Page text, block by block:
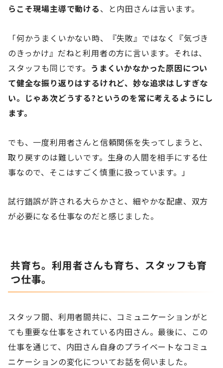
らこそ現場主導で動ける、と内田さんは言います。
「何かうまくいかない時、『失敗』ではなく『気づき
のきっかけ』だねと利用者の方に言います。それは、
スタッフも同じです。 うまくいかなかった原因につい
て健全な振り返りはするけれど、妙な追求はしすぎな
い。じゃあ次どうする?というのを常に考えるようにし
ます。
でも、一度利用者さんと信頼関係を失ってしまうと、
取り戻すのは難しいです。生身の人間を相手にする仕
事なので、そこはすごく慎重に扱っています。」
試行錯誤が許される大らかさと、細やかな配慮、双方
が必要になる仕事なのだと感じました。
共育ち。利用者さんも育ち、スタッフも育
つ仕事。
スタッフ間、利用者間共に、コミュニケーションがと
ても重要な仕事をされている内田さん。最後に、この
仕事を通じて、内田さん自身のプライベートなコミュ
ニケーションの変化についてお話を伺いました。